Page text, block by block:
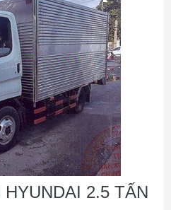
2.5 TẤN